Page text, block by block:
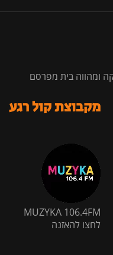
ומהווה בית מפרסם
מקבוצת קול רגע
MUZYKA 106.4FM
לחצו להאזנה